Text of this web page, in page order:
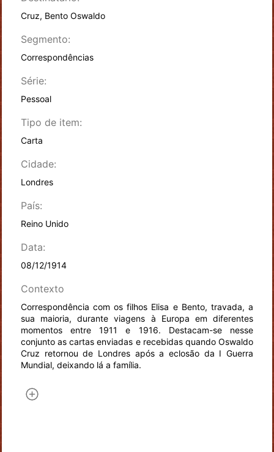
Cruz, Bento Oswaldo
Segmento:
Correspondências
Série:
Pessoal
Tipo de item:
Carta
Cidade:
Londres
País:
Reino Unido
Data:
08/12/1914
Contexto
Correspondência com os filhos Elisa e Bento, travada, a
sua maioria, durante viagens à Europa em diferentes
momentos entre 1911 e 1916. Destacam-se nesse
conjunto as cartas enviadas e recebidas quando Oswaldo
Cruz retornou de Londres após a eclosão da I Guerra
Mundial, deixando lá a família.